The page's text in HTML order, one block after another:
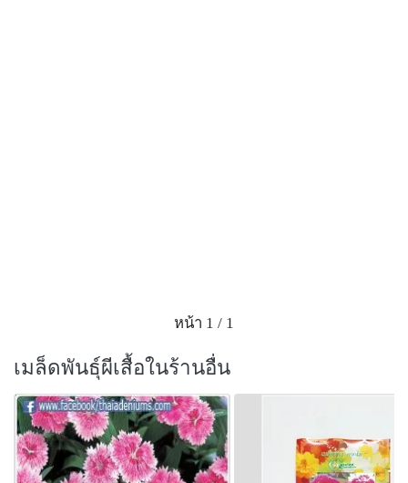
หน้า 1 / 1
เมล็ดพันธุ์ผีเสื้อในร้านอื่น